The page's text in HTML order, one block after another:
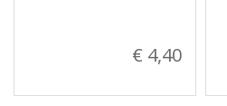
€ 4,40